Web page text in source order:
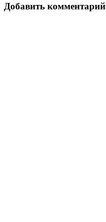
Добавить комментарий